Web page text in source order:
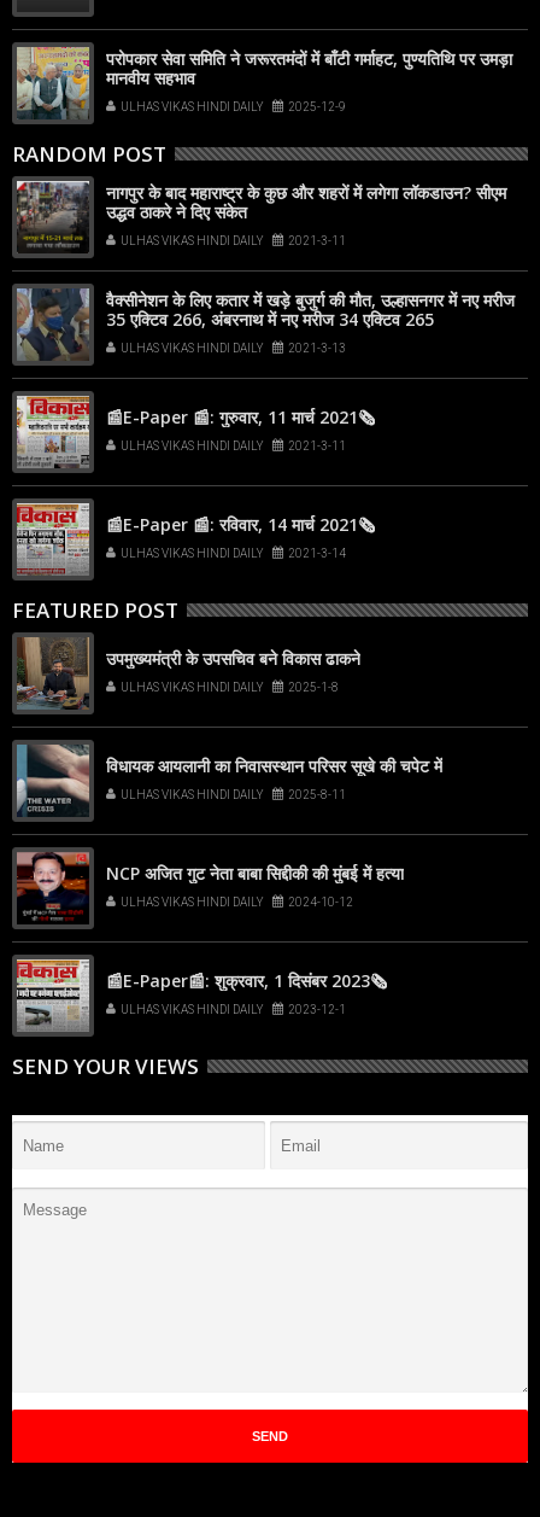
परोपकार सेवा समिति ने जरूरतमंदों में बाँटी गर्माहट, पुण्यतिथि पर उमड़ा
मानवीय सहभाव
ULHAS VIKAS HINDI DAILY 2025-12-9
RANDOM POST
नागपुर के बाद महाराष्ट्र के कुछ और शहरों में लगेगा लॉकडाउन? सीएम
उद्धव ठाकरे ने दिए संकेत
ULHAS VIKAS HINDI DAILY 2021-3-11
वैक्सीनेशन के लिए कतार में खड़े बुजुर्ग की मौत, उल्हासनगर में नए मरीज
35 एक्टिव 266, अंबरनाथ में नए मरीज 34 एक्टिव 265
ULHAS VIKAS HINDI DAILY 2021-3-13
📰E-Paper 📰: गुरुवार, 11 मार्च 2021🗞
ULHAS VIKAS HINDI DAILY 2021-3-11
📰E-Paper 📰: रविवार, 14 मार्च 2021🗞
ULHAS VIKAS HINDI DAILY 2021-3-14
FEATURED POST
उपमुख्यमंत्री के उपसचिव बने विकास ढाकने
ULHAS VIKAS HINDI DAILY 2025-1-8
विधायक आयलानी का निवासस्थान परिसर सूखे की चपेट में
ULHAS VIKAS HINDI DAILY 2025-8-11
NCP अजित गुट नेता बाबा सिद्दीकी की मुंबई में हत्या
ULHAS VIKAS HINDI DAILY 2024-10-12
📰E-Paper📰: शुक्रवार, 1 दिसंबर 2023🗞
ULHAS VIKAS HINDI DAILY 2023-12-1
SEND YOUR VIEWS